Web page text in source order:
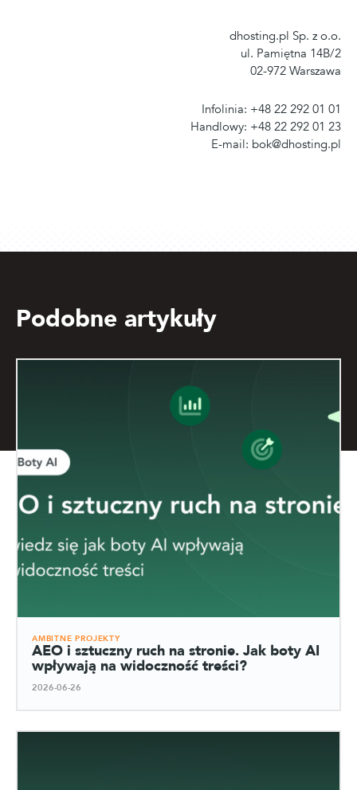
dhosting.pl Sp. z o.o.
ul. Pamiętna 14B/2
02-972 Warszawa
Infolinia: +48 22 292 01 01
Handlowy: +48 22 292 01 23
E-mail: bok@dhosting.pl
Podobne artykuły
AMBITNE PROJEKTY
AEO i sztuczny ruch na stronie. Jak boty AI
wpływają na widoczność treści?
2026-06-26